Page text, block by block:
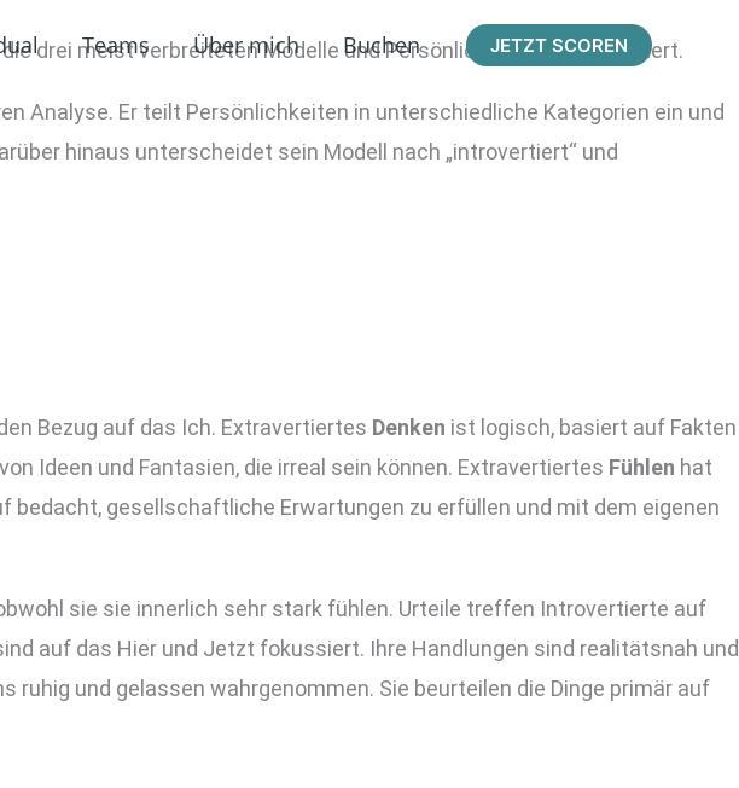
Teams Über mich Buchen JETZT SCOREN
drei meist verbreiteten Modelle und Persönlichkeitstests erläutert.
Analyse. Er teilt Persönlichkeiten in unterschiedliche Kategorien ein und
hinaus unterscheidet sein Modell nach „introvertiert“ und
Bezug auf das Ich. Extravertiertes Denken ist logisch, basiert auf Fakten
Ideen und Fantasien, die irreal sein können. Extravertiertes Fühlen hat
gesellschaftliche Erwartungen zu erfüllen und mit dem eigenen
sie sie innerlich sehr stark fühlen. Urteile treffen Introvertierte auf
auf das Hier und Jetzt fokussiert. Ihre Handlungen sind realitätsnah und
und gelassen wahrgenommen. Sie beurteilen die Dinge primär auf